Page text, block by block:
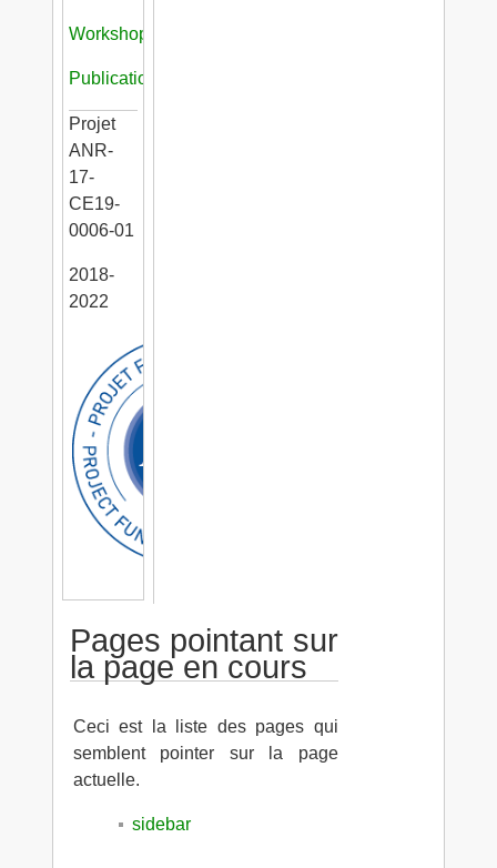
Workshops
Publications
Projet
ANR-
17-
CE19-
0006-01
2018-
2022
Pages pointant sur
la page en cours
Ceci est la liste des pages qui
semblent pointer sur la page
actuelle.
sidebar